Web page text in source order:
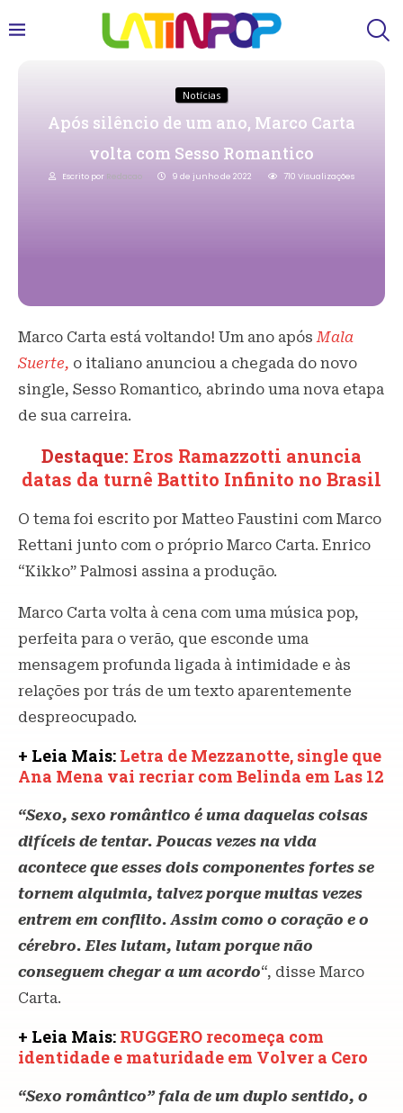
Notícias
Após silêncio de um ano, Marco Carta
volta com Sesso Romantico
Escrito por Redacao 9 de junho de 2022 710 Visualizações
Marco Carta está voltando! Um ano apósMala
Suerte, o italiano anunciou a chegada do novo
single, Sesso Romantico, abrindo uma nova etapa
de sua carreira.
Destaque: Eros Ramazzotti anuncia
datas da turnê Battito Infinito no Brasil
O tema foi escrito por Matteo Faustini com Marco
Rettani junto com o próprio Marco Carta. Enrico
“Kikko” Palmosi assina a produção.
Marco Carta volta à cena com uma música pop,
perfeita para o verão, que esconde uma
mensagem profunda ligada à intimidade e às
relações por trás de um texto aparentemente
despreocupado.
+ Leia Mais: Letra de Mezzanotte, single que
Ana Mena vai recriar com Belinda em Las 12
“Sexo, sexo romântico é uma daquelas coisas
difíceis de tentar. Poucas vezes na vida
acontece que esses dois componentes fortes se
tornem alquimia, talvez porque muitas vezes
entrem em conflito. Assim como o coração e o
cérebro. Eles lutam, lutam porque não
conseguem chegar a um acordo“, disse Marco
Carta.
+ Leia Mais: RUGGERO recomeça com
identidade e maturidade em Volver a Cero
“Sexo romântico” fala de um duplo sentido, o